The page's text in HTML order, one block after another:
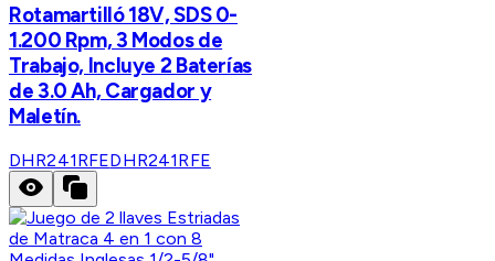
Rotamartilló 18V, SDS 0-
1.200 Rpm, 3 Modos de
Trabajo, Incluye 2 Baterías
de 3.0 Ah, Cargador y
Maletín.
DHR241RFEDHR241RFE